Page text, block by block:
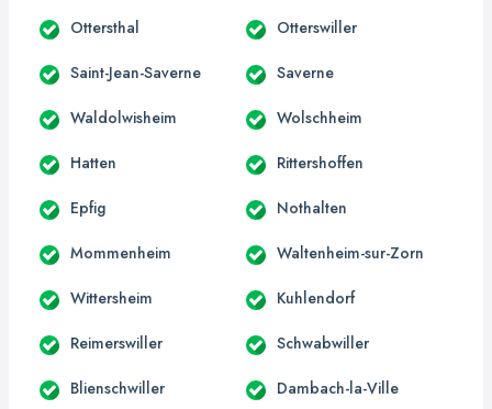
Ottersthal Otterswiller
Saint-Jean-Saverne Saverne
Waldolwisheim Wolschheim
Hatten Rittershoffen
Epfig Nothalten
Mommenheim Waltenheim-sur-Zorn
Wittersheim Kuhlendorf
Reimerswiller Schwabwiller
Blienschwiller Dambach-la-Ville